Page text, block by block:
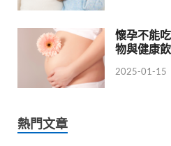
懷孕不能
物與健康
2025-01-15
熱門文章